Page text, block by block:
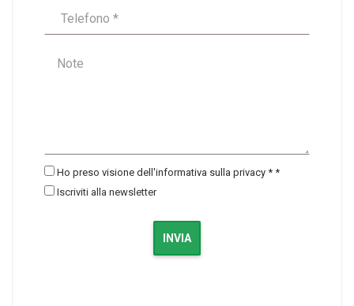
Ho preso visione dell'informativa sulla privacy * *
Iscriviti alla newsletter
INVIA